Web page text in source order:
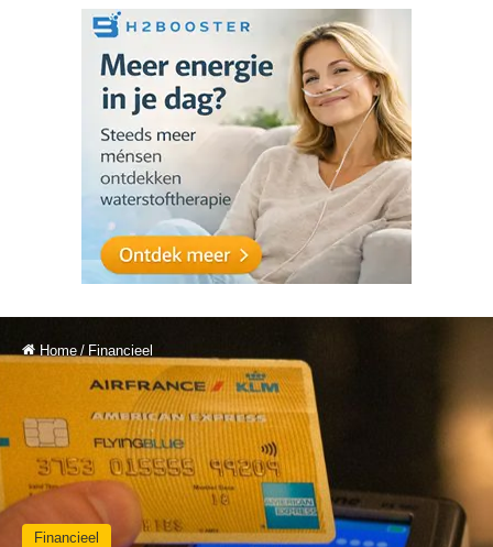
Home / Financieel
Financieel